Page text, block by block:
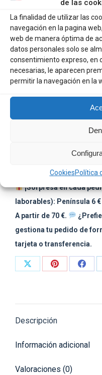
de las
La finalidad de utilizar las
navegación en la pagina
web de manera óptima de
datos personales solo se
consentimiento expreso, en
necesarias, le aparecen
permitir la navegación en la
CookiesPolítica
Chubasquero infantil
proteger a los más
lluviosos sin renunciar
poliuretano resistente
hilos impermeables,
frente a la lluvia.
¡Sorpresa en cada
laborables): Península 6
A partir de 70 €.
gestiona tu pedido de
tarjeta o transferencia.
Share
Share
Share
Descripción
Información adicional
Valoraciones (0)